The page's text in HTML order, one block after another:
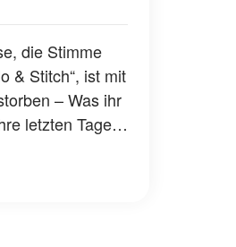
die Stimme
& Stitch“, ist mit
– Was ihr
letzten Tage